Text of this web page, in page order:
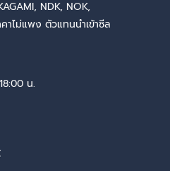
NDK, NOK,
คาไม่แพง ตัวแทนนำเข้าซีล
น.